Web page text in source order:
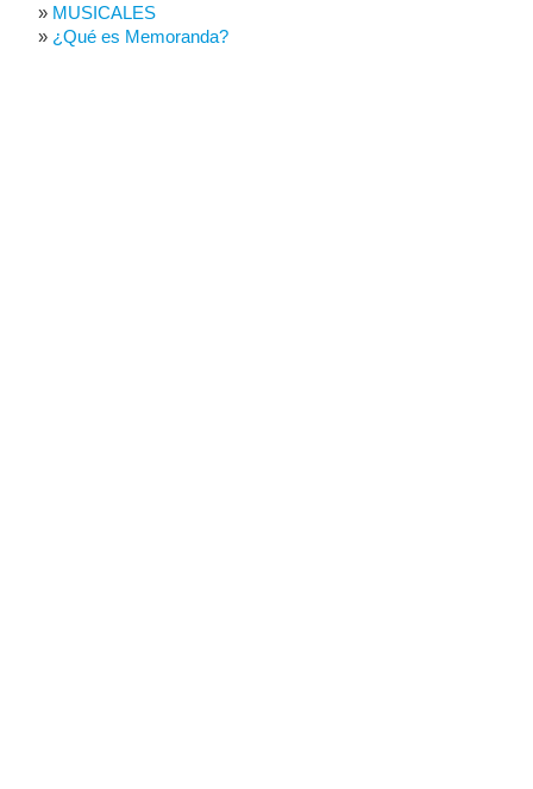
MUSICALES
¿Qué es Memoranda?